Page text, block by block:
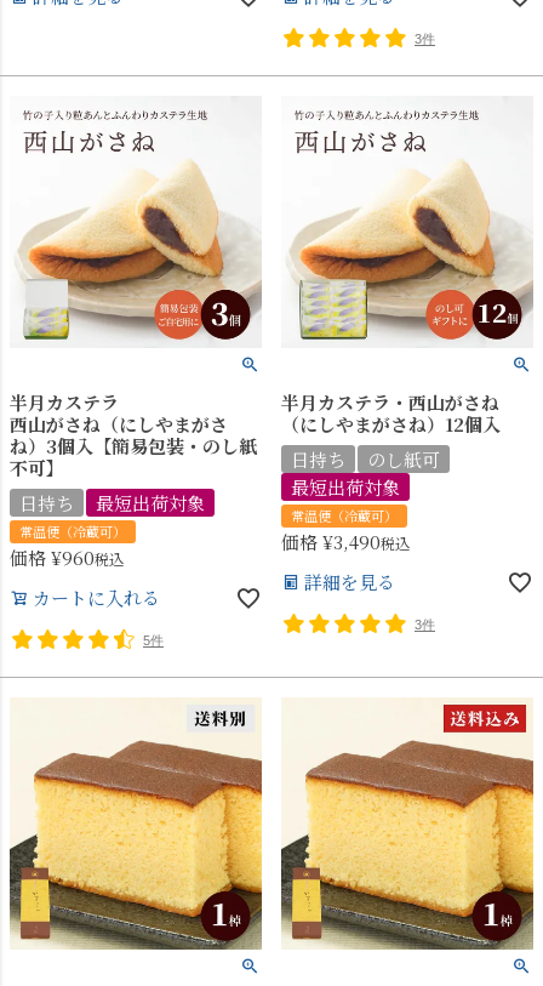
3件
半月カステラ
西山がさね（にしやまがさ
ね）3個入【簡易包装・のし紙
不可】
日持ち
最短出荷対象
常温便（冷蔵可）
価格¥960税込
カートに入れる
5件
半月カステラ・西山がさね
（にしやまがさね）12個入
日持ち
のし紙可
最短出荷対象
常温便（冷蔵可）
価格¥3,490税込
詳細を見る
3件